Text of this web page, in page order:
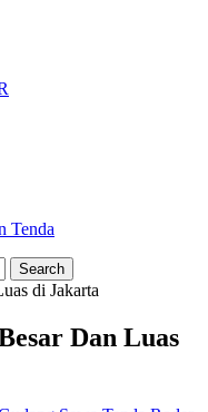
Tenda
Dan Luas